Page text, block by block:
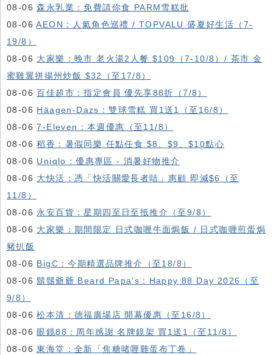
08-06森永乳業：免費請你食 PARM雪糕批
08-06AEON：人氣角色巡禮 / TOPVALU 盛夏好生活（7-
19/8）
08-06 大家樂：晚市 老火湯2人餐 $109（7-10/8）/ 茶市 金
蜜雞翼拼揚州炒飯 $32（至17/8）
08-06百佳超市：指定會員 優先享88折（7/8）
08-06 Häagen-Dazs ：雙球雪糕 買1送1（至16/8）
08-067-Eleven：本週優惠（至11/8）
08-06稻香：暑假同樂 任點任食 $8、$9、$10點心
08-06 Uniqlo：優惠專區 - 消暑好物推介
08-06 大快活：憑「快活關愛長者咭」惠顧 即減$6（至
11/8）
08-06 永安百貨：星期四至日至抵推介（至9/8）
08-06 大家樂：期間限定 日式咖喱牛面焗飯 / 日式咖喱煎蛋焗
豬扒飯
08-06 BigC：今期精選品牌推介（至18/8）
08-06鬍鬚爺爺 Beard Papa's：Happy 88 Day 2026（至
9/8）
08-06松本清：德福廣場店 開幕優惠（至16/8）
08-06 眼鏡88：周年感謝 名牌鏡架 買1送1（至11/8）
08-06東海堂：全新「焦糖啫喱雞蛋布丁卷」